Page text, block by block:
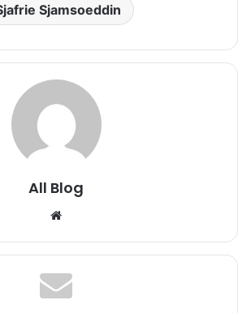
Sjamsoeddin
All Blog
Website